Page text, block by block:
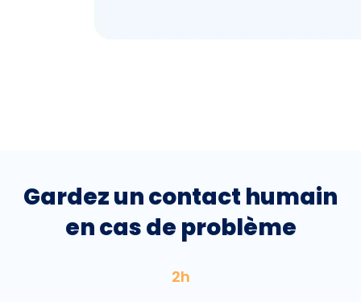
Gardez un contact humain
en cas de problème
2h